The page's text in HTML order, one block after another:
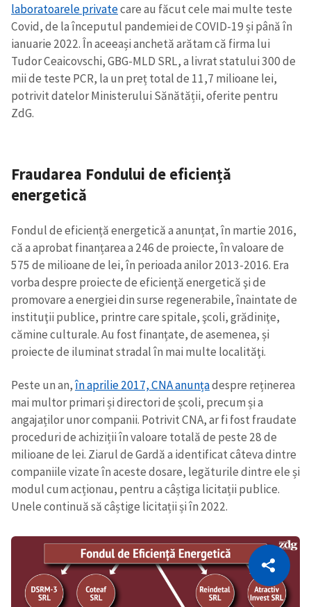
Copiază Link
laboratoarele privatecare au făcut cele mai multe teste
Covid, de la începutul pandemiei de COVID-19 și până în
ianuarie 2022. În aceeași anchetă arătam că firma lui
Tudor Ceaicovschi, GBG-MLD SRL, a livrat statului 300 de
mii de teste PCR, la un preț total de 11,7 milioane lei,
potrivit datelor Ministerului Sănătății, oferite pentru
ZdG.
Fraudarea Fondului de eficiență
energetică
Fondul de eficiență energetică a anunțat, în martie 2016,
că a aprobat finanțarea a 246 de proiecte, în valoare de
575 de milioane de lei, în perioada anilor 2013-2016. Era
vorba despre proiecte de eficienţă energetică şi de
promovare a energiei din surse regenerabile, înaintate de
instituţii publice, printre care spitale, şcoli, grădiniţe,
cămine culturale. Au fost finanțate, de asemenea, și
proiecte de iluminat stradal în mai multe localităţi.
Peste un an,în aprilie 2017, CNA anunțadespre reținerea
mai multor primari și directori de școli, precum și a
angajaților unor companii. Potrivit CNA, ar fi fost fraudate
proceduri de achiziții în valoare totală de peste 28 de
milioane de lei. Ziarul de Gardă a identificat câteva dintre
companiile vizate în aceste dosare, legăturile dintre ele și
modul cum acționau, pentru a câștiga licitații publice.
Unele continuă să câștige licitații și în 2022.
Citește articolul
CITEȘTE